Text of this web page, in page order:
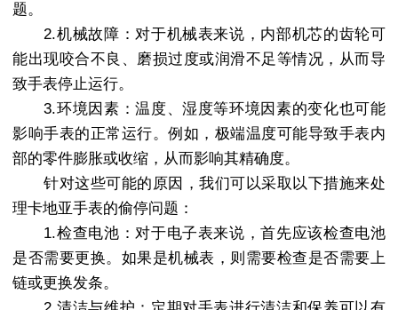
题。
2.机械故障：对于机械表来说，内部机芯的齿轮可
能出现咬合不良、磨损过度或润滑不足等情况，从而导
致手表停止运行。
3.环境因素：温度、湿度等环境因素的变化也可能
影响手表的正常运行。例如，极端温度可能导致手表内
部的零件膨胀或收缩，从而影响其精确度。
针对这些可能的原因，我们可以采取以下措施来处
理卡地亚手表的偷停问题：
1.检查电池：对于电子表来说，首先应该检查电池
是否需要更换。如果是机械表，则需要检查是否需要上
链或更换发条。